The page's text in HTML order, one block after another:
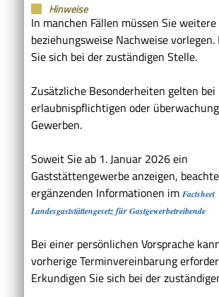
Hinweise
In manchen Fällen müssen Sie
beziehungsweise Nachweise
Sie sich bei der zuständigen Stelle.
Zusätzliche Besonderheiten gelten bei
erlaubnispflichtigen oder
Gewerben.
Soweit Sie ab 1. Januar 2026 ein
Gaststättengewerbe anzeigen,
ergänzenden Informationen im Factsheet
Landesgaststättengesetz für Gastgewerbetreibende
Bei einer persönlichen Vorsprache
vorherige Terminvereinbarung
Erkundigen Sie sich bei der